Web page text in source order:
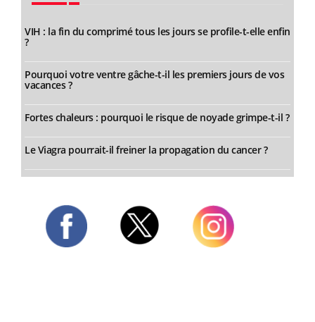
VIH : la fin du comprimé tous les jours se profile-t-elle enfin
?
Pourquoi votre ventre gâche-t-il les premiers jours de vos
vacances ?
Fortes chaleurs : pourquoi le risque de noyade grimpe-t-il ?
Le Viagra pourrait-il freiner la propagation du cancer ?